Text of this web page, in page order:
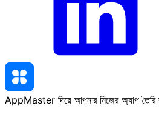
AppMaster দিয়ে আপনার নিজের অ্যাপ